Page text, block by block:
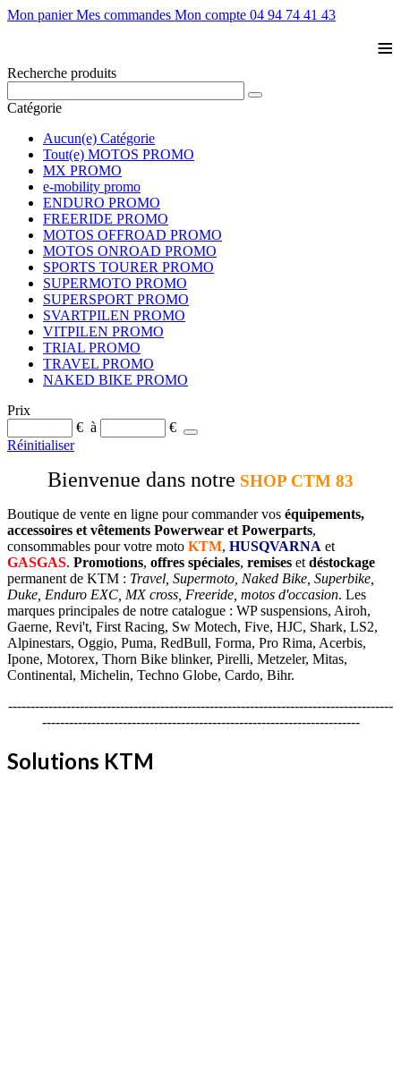
Mon panier Mes commandes Mon compte 04 94 74 41 43
≡
Recherche produits
Catégorie
Aucun(e) Catégorie
Tout(e) MOTOS PROMO
MX PROMO
e-mobility promo
ENDURO PROMO
FREERIDE PROMO
MOTOS OFFROAD PROMO
MOTOS ONROAD PROMO
SPORTS TOURER PROMO
SUPERMOTO PROMO
SUPERSPORT PROMO
SVARTPILEN PROMO
VITPILEN PROMO
TRIAL PROMO
TRAVEL PROMO
NAKED BIKE PROMO
Prix
€ à
€
Réinitialiser
Bienvenue dans notre SHOP CTM 83
Boutique de vente en ligne pour commander vos équipements,
accessoires et vêtements Powerwear et Powerparts,
consommables pour votre moto KTM, HUSQVARNA et
GASGAS. Promotions, offres spéciales, remises et déstockage
permanent de KTM : Travel, Supermoto, Naked Bike, Superbike,
Duke, Enduro EXC, MX cross, Freeride, motos d'occasion. Les
marques principales de notre catalogue : WP suspensions, Airoh,
Gaerne, Revi't, First Racing, Sw Motech, Five, HJC, Shark, LS2,
Alpinestars, Oggio, Puma, RedBull, Forma, Pro Rima, Acerbis,
Ipone, Motorex, Thorn Bike blinker, Pirelli, Metzeler, Mitas,
Continental, Michelin, Techno Globe, Cardo, Bihr.
--------------------------------------------------------------------------------------
-----------------------------------------------------------------------
Solutions KTM